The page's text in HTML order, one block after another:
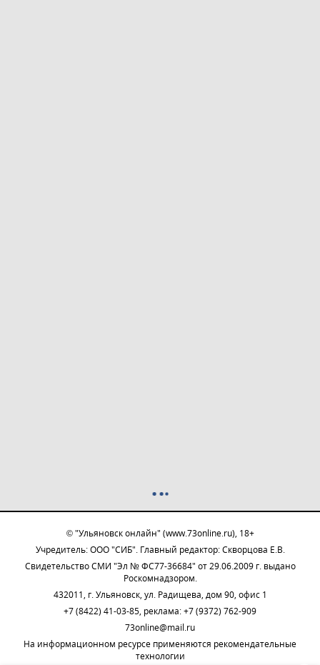
© "Ульяновск онлайн" (www.73online.ru), 18+
Учредитель: ООО "СИБ". Главный редактор: Скворцова Е.В.
Свидетельство СМИ "Эл № ФС77-36684" от 29.06.2009 г. выдано
Роскомнадзором.
432011, г. Ульяновск, ул. Радищева, дом 90, офис 1
+7 (8422) 41-03-85, реклама: +7 (9372) 762-909
73online@mail.ru
На информационном ресурсе применяются рекомендательные
технологии